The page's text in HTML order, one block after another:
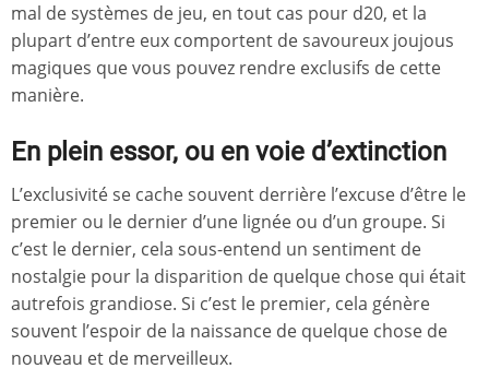
mal de systèmes de jeu, en tout cas pour d20, et la
plupart d’entre eux comportent de savoureux joujous
magiques que vous pouvez rendre exclusifs de cette
manière.
En plein essor, ou en voie d’extinction
L’exclusivité se cache souvent derrière l’excuse d’être le
premier ou le dernier d’une lignée ou d’un groupe. Si
c’est le dernier, cela sous-entend un sentiment de
nostalgie pour la disparition de quelque chose qui était
autrefois grandiose. Si c’est le premier, cela génère
souvent l’espoir de la naissance de quelque chose de
nouveau et de merveilleux.